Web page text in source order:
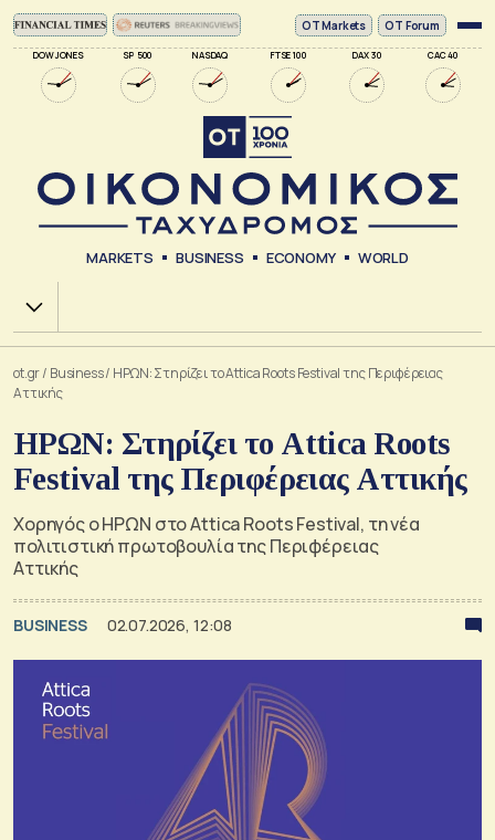
DOW JONES SP 500 NASDAQ FTSE 100 DAX 30 CAC 40
ΟΤ Markets OT Forum
MARKETS BUSINESS ECONOMY WORLD
Χ.Α.
ot.gr/ Business/ ΗΡΩΝ: Στηρίζει το Attica Roots Festival της Περιφέρειας
Αττικής
ΗΡΩΝ: Στηρίζει το Attica Roots
Festival της Περιφέρειας Αττικής
Χορηγός ο ΗΡΩΝ στο Attica Roots Festival, τη νέα
πολιτιστική πρωτοβουλία της Περιφέρειας
Αττικής
BUSINESS 02.07.2026, 12:08